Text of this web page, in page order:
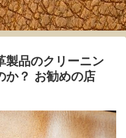
製品のクリーニン
か？ お勧めの店